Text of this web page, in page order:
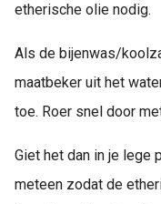
etherische olie nodig.
Als de bijenwas/
maatbeker uit het
toe. Roer snel door
Giet het dan in je lege
meteen zodat de